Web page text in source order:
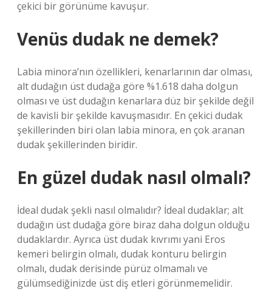
çekici bir görünüme kavuşur.
Venüs dudak ne demek?
Labia minora’nın özellikleri, kenarlarının dar olması,
alt dudağın üst dudağa göre %1.618 daha dolgun
olması ve üst dudağın kenarlara düz bir şekilde değil
de kavisli bir şekilde kavuşmasıdır. En çekici dudak
şekillerinden biri olan labia minora, en çok aranan
dudak şekillerinden biridir.
En güzel dudak nasıl olmalı?
İdeal dudak şekli nasıl olmalıdır? İdeal dudaklar; alt
dudağın üst dudağa göre biraz daha dolgun olduğu
dudaklardır. Ayrıca üst dudak kıvrımı yani Eros
kemeri belirgin olmalı, dudak konturu belirgin
olmalı, dudak derisinde pürüz olmamalı ve
gülümsediğinizde üst diş etleri görünmemelidir.